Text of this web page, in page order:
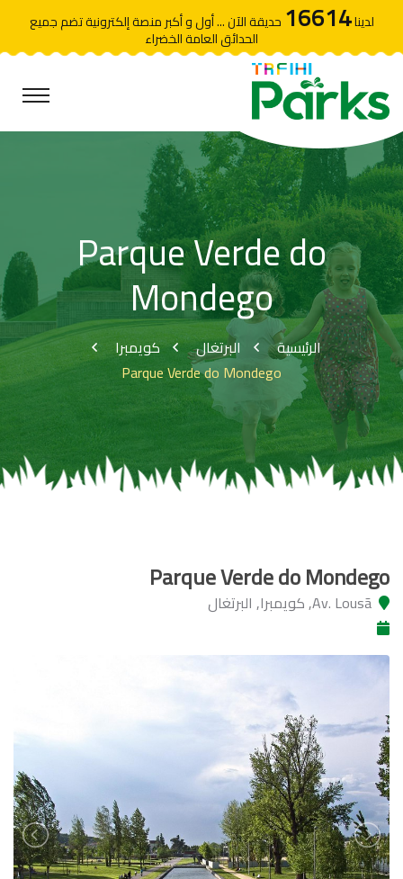
لدينا16614 حديقة الآن ... أول و أكبر منصة إلكترونية تضم جميع
الحدائق العامة الخضراء
Parque Verde do
Mondego
الرئيسية البرتغال
كويمبرا
Parque Verde do Mondego
Parque Verde do Mondego
Av. Lousã, كويمبرا, البرتغال